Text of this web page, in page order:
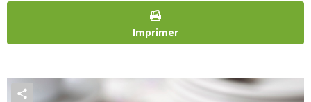
Imprimer